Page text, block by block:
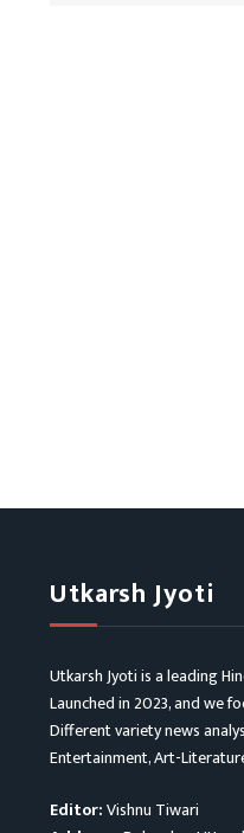
Utkarsh Jyoti
Utkarsh Jyoti is a leading
Launched in 2023, and we
Different variety news
Entertainment, Art-
Editor:Vishnu Tiwari